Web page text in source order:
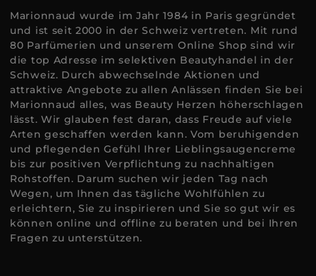
Marionnaud wurde im Jahr 1984 in Paris gegründet
und ist seit 2000 in der Schweiz vertreten. Mit rund
80 Parfümerien und unserem Online Shop sind wir
die top Adresse im selektiven Beautyhandel in der
Schweiz. Durch abwechselnde Aktionen und
attraktive Angebote zu allen Anlässen finden Sie bei
Marionnaud alles, was Beauty Herzen höherschlagen
lässt. Wir glauben fest daran, dass Freude auf viele
Arten geschaffen werden kann. Vom beruhigenden
und pflegenden Gefühl Ihrer Lieblingsaugencreme
bis zur positiven Verpflichtung zu nachhaltigen
Rohstoffen. Darum suchen wir jeden Tag nach
Wegen, um Ihnen das tägliche Wohlfühlen zu
erleichtern, Sie zu inspirieren und Sie so gut wir es
können online und offline zu beraten und bei Ihren
Fragen zu unterstützen.